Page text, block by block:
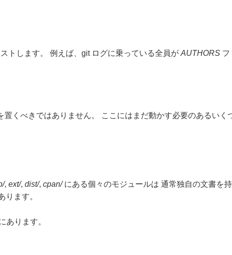
トします。 例えば、git ログに乗っている全員が AUTHORSフ
くべきではありません。 ここにはまだ動かす必要のあるいく
, ext/, dist/, cpan/にある個々のモジュールは 通常独自の文書を
ります。
あります。